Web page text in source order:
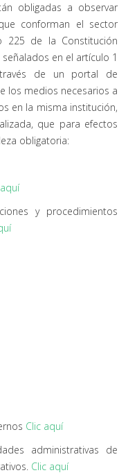
obligadas a observar
conforman el sector
225 de la Constitución
en el artículo 1
de un portal de
los medios necesarios a
en la misma institución,
que para efectos
obligatoria:
y procedimientos
Clic aquí
administrativas de
Clic aquí